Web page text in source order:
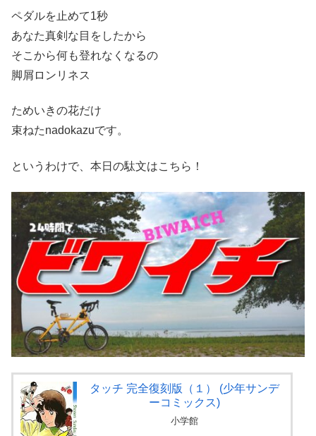
ペダルを止めて1秒
あなた真剣な目をしたから
そこから何も登れなくなるの
脚屑ロンリネス
ためいきの花だけ
束ねたnadokazuです。
というわけで、本日の駄文はこちら！
タッチ 完全復刻版（１） (少年サンデ
ーコミックス)
小学館